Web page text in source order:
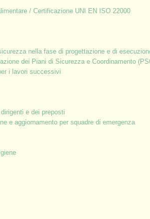
/ Certificazione UNI EN ISO 22000
nella fase di progettazione e di
dei Piani di Sicurezza e Coordinamento
i lavori successivi
e dei preposti
e aggiornamento per squadre di emergenza
somministrati, stranieri;
preposto opera;
delle disposizioni di legge e
collettivi e individuali messi a loro
verrà effettuata una prova di
è finalizzata a verificare le
in base ai contenuti del percorso
e-learning.
di 16 ore
una durata minima di 16 ore e che il
legislativo in materia di sicurezza
prevenzione aziendale secondo il D.Lgs.